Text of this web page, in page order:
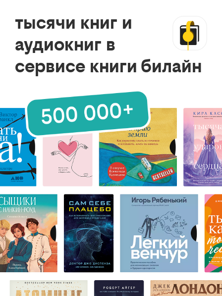
тысячи книг и
аудиокниг в
сервисе книги билайн